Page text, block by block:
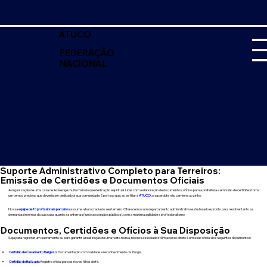
ATUCO
FEDERAÇÃO
NACIONAL
Suporte Administrativo Completo para Terreiros:
Emissão de Certidões e Documentos Oficiais
A organização de uma casa de Axé exige muito mais do que dedicação espiritual. Lidar com a elaboração de documentos, ofícios para a prefeitura e emissão de certidões toma
um tempo precioso que deveria ser dedicado à sua comunidade. É por isso que, ao se filiar àATUCO,o sacerdote não caminha sozinho.
Nossaequipe de 10 profissionais parceirosassume a burocracia do seu terreiro. Oferecemos um departamento administrativo estruturado e pronto para resolver tanto as
demandas internas da sua casa quanto as externas (junto aos órgãos públicos), com a máxima agilidade e profissionalismo
Documentos, Certidões e Ofícios à Sua Disposição
Seja para registrar um sacramento ou para garantir a realização de uma festa na rua, nossos associados têm acesso direto à emissão oficial dos seguintes documentos:
Certidão de Casamento Religioso:Documentação com validade e reconhecimento da liturgia.
Certidão de Batizado:Registro oficial para os novos filhos de fé.